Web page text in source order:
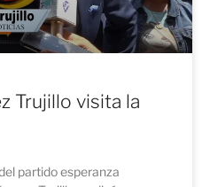
Trujillo visita la
partido esperanza